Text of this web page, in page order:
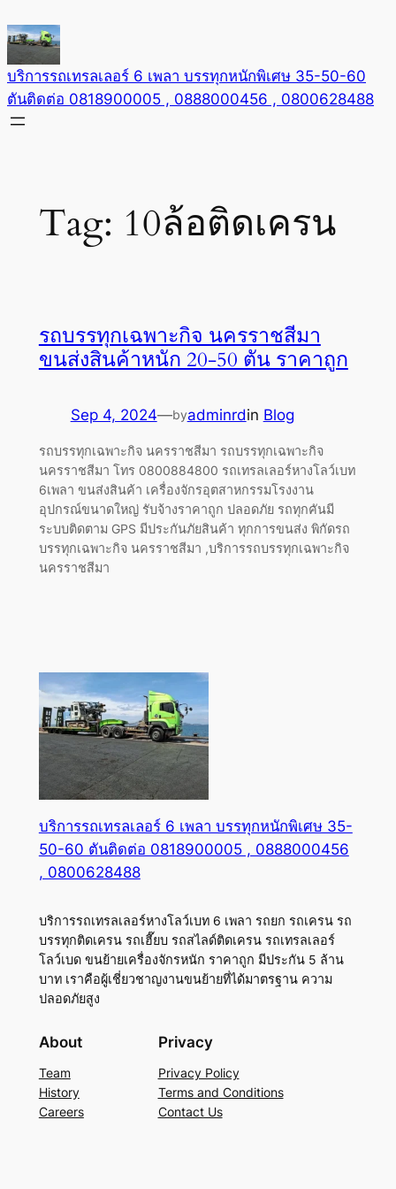
to
content
บริการรถเทรลเลอร์ 6 เพลา บรรทุกหนักพิเศษ 35-50-60
ตันติดต่อ 0818900005 , 0888000456 , 0800628488
Tag: 10ล้อติดเครน
รถบรรทุกเฉพาะกิจ นครราชสีมา
ขนส่งสินค้าหนัก 20-50 ตัน ราคาถูก
Sep 4, 2024—byadminrdin Blog
รถบรรทุกเฉพาะกิจ นครราชสีมา รถบรรทุกเฉพาะกิจ
นครราชสีมา โทร 0800884800 รถเทรลเลอร์หางโลว์เบท
6เพลา ขนส่งสินค้า เครื่องจักรอุตสาหกรรมโรงงาน
อุปกรณ์ขนาดใหญ่ รับจ้างราคาถูก ปลอดภัย รถทุกคันมี
ระบบติดตาม GPS มีประกันภัยสินค้า ทุกการขนส่ง พิกัดรถ
บรรทุกเฉพาะกิจ นครราชสีมา ,บริการรถบรรทุกเฉพาะกิจ
นครราชสีมา
บริการรถเทรลเลอร์ 6 เพลา บรรทุกหนักพิเศษ 35-
50-60 ตันติดต่อ 0818900005 , 0888000456
, 0800628488
บริการรถเทรลเลอร์หางโลว์เบท 6 เพลา รถยก รถเครน รถ
บรรทุกติดเครน รถเฮี๊ยบ รถสไลด์ติดเครน รถเทรลเลอร์
โลว์เบด ขนย้ายเครื่องจักรหนัก ราคาถูก มีประกัน 5 ล้าน
บาท เราคือผู้เชี่ยวชาญงานขนย้ายที่ได้มาตรฐาน ความ
ปลอดภัยสูง
About
Team
History
Careers
Privacy
Privacy Policy
Terms and Conditions
Contact Us